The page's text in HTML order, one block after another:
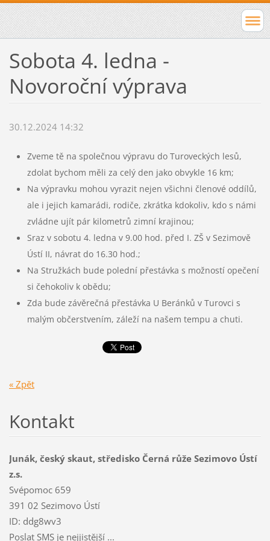
Sobota 4. ledna -
Novoroční výprava
30.12.2024 14:32
Zveme tě na společnou výpravu do Turoveckých lesů,
zdolat bychom měli za celý den jako obvykle 16 km;
Na výpravku mohou vyrazit nejen všichni členové oddílů,
ale i jejich kamarádi, rodiče, zkrátka kdokoliv, kdo s námi
zvládne ujít pár kilometrů zimní krajinou;
Sraz v sobotu 4. ledna v 9.00 hod. před I. ZŠ v Sezimově
Ústí II, návrat do 16.30 hod.;
Na Stružkách bude polední přestávka s možností opečení
si čehokoliv k obědu;
Zda bude závěrečná přestávka U Beránků v Turovci s
malým občerstvením, záleží na našem tempu a chuti.
« Zpět
Kontakt
Junák, český skaut, středisko Černá růže Sezimovo Ústí
z.s.
Svépomoc 659
391 02 Sezimovo Ústí
ID: ddg8wv3
Poslat SMS je nejjistější ...